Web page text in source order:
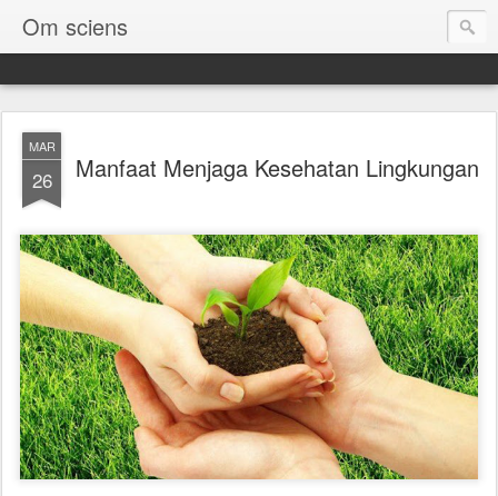
Om sciens
MAR
26 Manfaat Menjaga Kesehatan Lingkungan